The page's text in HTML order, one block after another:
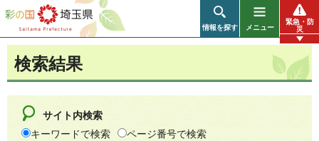
彩の国 埼玉県
情報を探す メニュー
緊急・防
災
検索結果
サイト内検索
キーワードで検索
ページ番号で検索